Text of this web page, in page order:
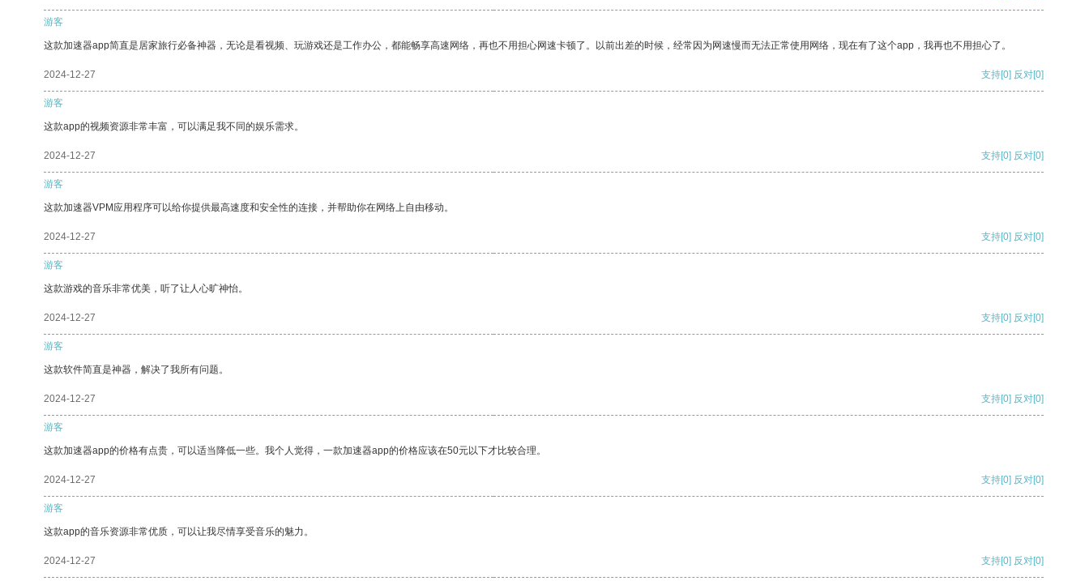
游客
这款加速器app简直是居家旅行必备神器，无论是看视频、玩游戏还是工作办公，都能畅享高速网络，再也不用担心网速卡顿了。以前出差的时候，经常因为网速慢而无法正常使用网络，现在有了这个app，我再也不用担心了。
2024-12-27 支持[0] 反对[0]
游客
这款app的视频资源非常丰富，可以满足我不同的娱乐需求。
2024-12-27 支持[0] 反对[0]
游客
这款加速器VPM应用程序可以给你提供最高速度和安全性的连接，并帮助你在网络上自由移动。
2024-12-27 支持[0] 反对[0]
游客
这款游戏的音乐非常优美，听了让人心旷神怡。
2024-12-27 支持[0] 反对[0]
游客
这款软件简直是神器，解决了我所有问题。
2024-12-27 支持[0] 反对[0]
游客
这款加速器app的价格有点贵，可以适当降低一些。我个人觉得，一款加速器app的价格应该在50元以下才比较合理。
2024-12-27 支持[0] 反对[0]
游客
这款app的音乐资源非常优质，可以让我尽情享受音乐的魅力。
2024-12-27 支持[0] 反对[0]